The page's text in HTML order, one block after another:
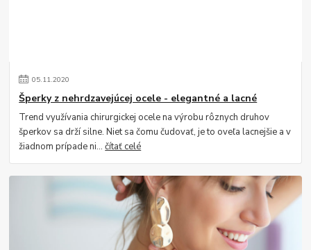
05.11.2020
Šperky z nehrdzavejúcej ocele - elegantné a lacné
Trend využívania chirurgickej ocele na výrobu rôznych druhov
šperkov sa drží silne. Niet sa čomu čudovať, je to oveľa lacnejšie a v
žiadnom prípade ni...čítať celé